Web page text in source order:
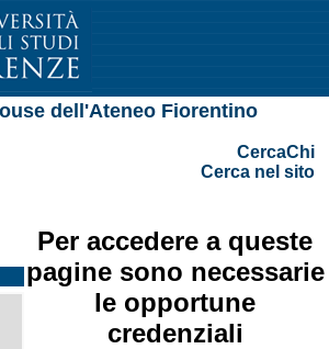
dell'Ateneo Fiorentino
CercaChi
Cerca nel sito
Per accedere a queste
pagine sono necessarie
le opportune
credenziali